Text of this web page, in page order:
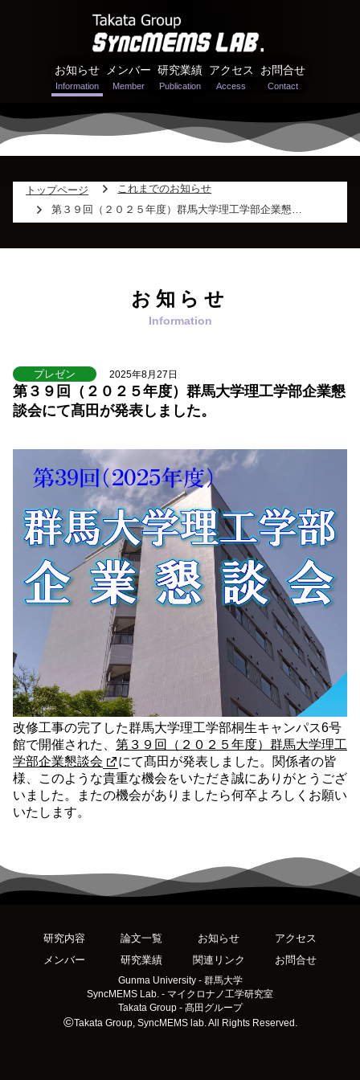
お知らせ メンバー 研究業績 アクセス お問合せ
トップページ
これまでのお知らせ
第３９回（２０２５年度）群馬大学理工学部企業懇談会にて髙田が発表しました。
お知らせ
第３９回（２０２５年度）群馬大学理工学部企業懇
談会にて髙田が発表しました。
プレゼン 2025年8月27日
改修工事の完了した群馬大学理工学部桐生キャンパス6号
館で開催された、 第３９回（２０２５年度）群馬大学理工
学部企業懇談会
にて髙田が発表しました。関係者の皆
様、このような貴重な機会をいただき誠にありがとうござ
いました。またの機会がありましたら何卒よろしくお願い
いたします。
Gunma University - 群馬大学
SyncMEMS Lab. - マイクロナノ工学研究室
Takata Group - 髙田グループ
Takata Group, SyncMEMS lab. All Rights Reserved.
研究内容
メンバー
論文一覧
研究業績
お知らせ
関連リンク
アクセス
お問合せ